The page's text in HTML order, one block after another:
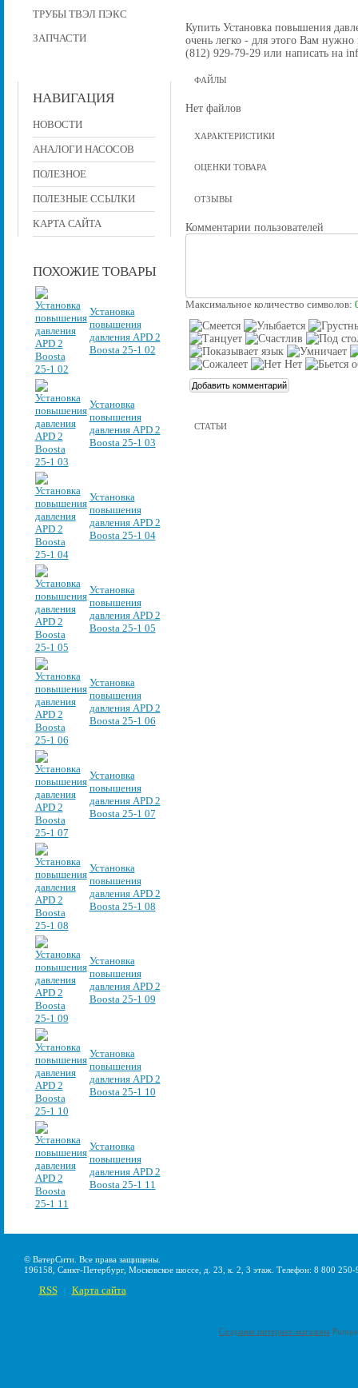
ТРУБЫ ТВЭЛ ПЭКС
ЗАПЧАСТИ
НАВИГАЦИЯ
НОВОСТИ
АНАЛОГИ НАСОСОВ
ПОЛЕЗНОЕ
ПОЛЕЗНЫЕ ССЫЛКИ
КАРТА САЙТА
ПОХОЖИЕ ТОВАРЫ
Установка
повышения
давления APD 2
Boosta 25-1 02
Установка
повышения
давления APD 2
Boosta 25-1 03
Установка
повышения
давления APD 2
Boosta 25-1 04
Установка
повышения
давления APD 2
Boosta 25-1 05
Установка
повышения
давления APD 2
Boosta 25-1 06
Установка
повышения
давления APD 2
Boosta 25-1 07
Установка
повышения
давления APD 2
Boosta 25-1 08
Установка
повышения
давления APD 2
Boosta 25-1 09
Установка
повышения
давления APD 2
Boosta 25-1 10
Установка
повышения
давления APD 2
Boosta 25-1 11
Купить Установка повышения
очень легко - для этого Вам
(812) 929-79-29 или написать на
ФАЙЛЫ
Нет файлов
ХАРАКТЕРИСТИКИ
ОЦЕНКИ ТОВАРА
ОТЗЫВЫ
Комментарии пользователей
Максимальное количество символов:
СТАТЬИ
© ВатерСити. Все права защищены.
196158, Санкт-Петербург, Московское шоссе, д. 23, к. 2, 3 этаж. Телефон: 8 800
RSS Карта сайта
Создание интернет-магазина